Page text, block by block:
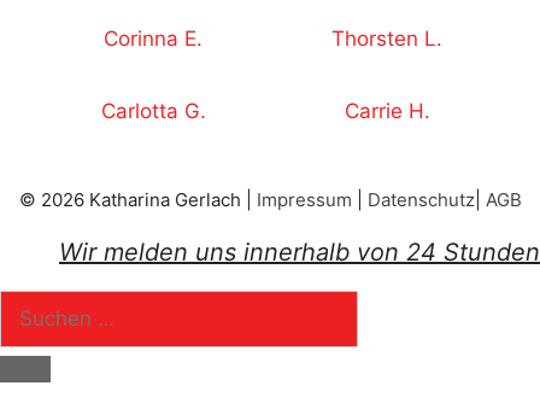
Corinna E. Thorsten L.
Carlotta G. Carrie H.
© 2026 Katharina Gerlach | Impressum Datenschutz| AGB
Wir melden uns innerhalb von 24 Stunden
Suchen